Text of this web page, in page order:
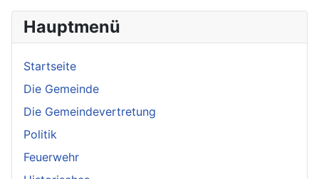
Hauptmenü
Startseite
Die Gemeinde
Die Gemeindevertretung
Politik
Feuerwehr